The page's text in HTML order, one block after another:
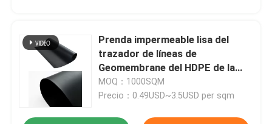
Prenda impermeable lisa del
trazador de líneas de
Geomembrane del HDPE de la
charca de agua
MOQ：1000SQM
Precio：0.49USD~3.5USD per sqm